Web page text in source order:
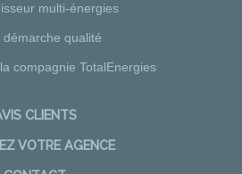
multi-énergies
démarche qualité
compagnie TotalEnergies
CLIENTS
VOTRE AGENCE